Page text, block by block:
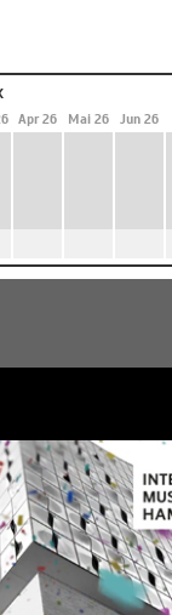
Apr 26 Mai 26 Jun 26